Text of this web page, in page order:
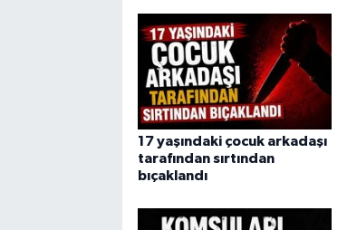
17 yaşındaki çocuk arkadaşı
tarafından sırtından
bıçaklandı